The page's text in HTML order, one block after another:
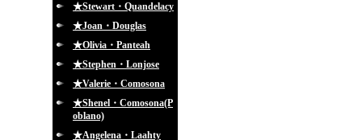
★Stewart・Quandelacy
★Joan・Douglas
★Olivia・Panteah
★Stephen・Lonjose
★Valerie・Comosona
★Shenel・Comosona(P
oblano)
★Angelena・Laahty